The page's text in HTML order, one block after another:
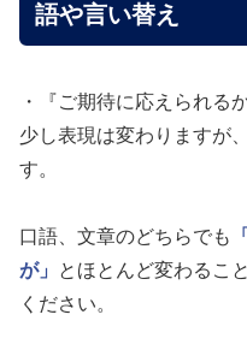
語や言い替え
・『ご期待に応えられる
少し表現は変わりますが
す。
口語、文章のどちらでも
が」
とほとんど変わるこ
ください。